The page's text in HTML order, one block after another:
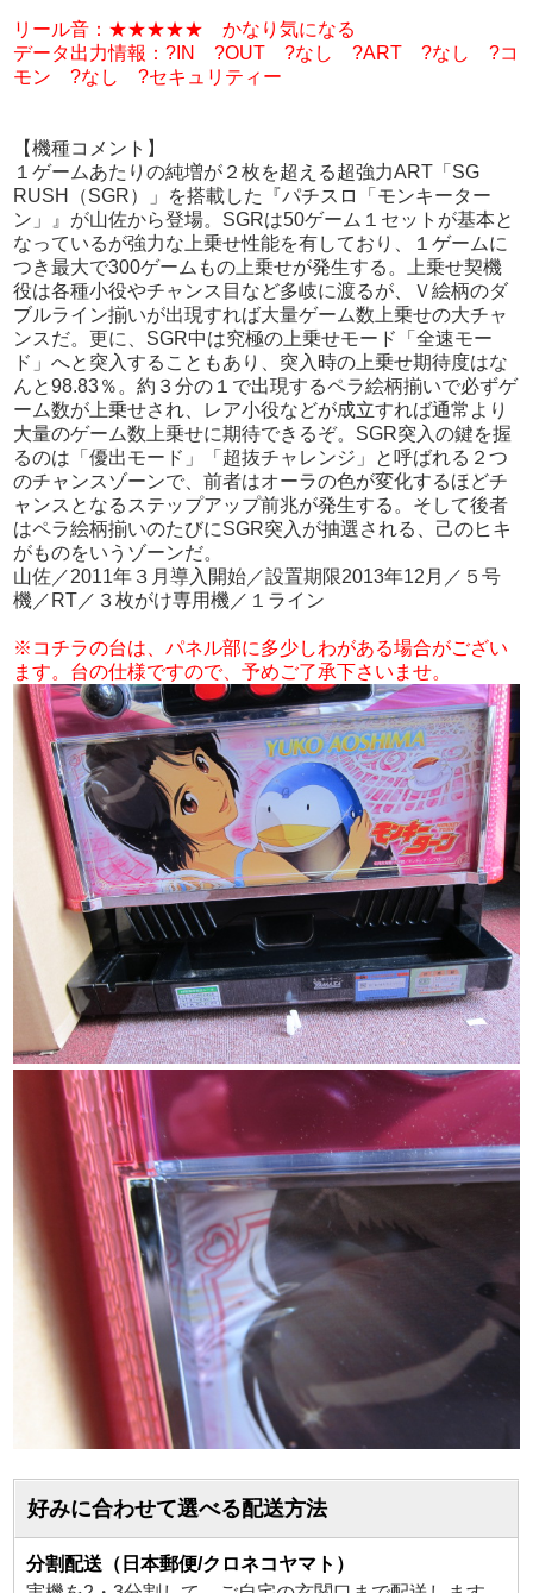
リール音：★★★★★ かなり気になる
データ出力情報：?IN ?OUT ?なし ?ART ?なし ?コ
モン ?なし ?セキュリティー
【機種コメント】
１ゲームあたりの純増が２枚を超える超強力ART「SG
RUSH（SGR）」を搭載した『パチスロ「モンキーター
ン」』が山佐から登場。SGRは50ゲーム１セットが基本と
なっているが強力な上乗せ性能を有しており、１ゲームに
つき最大で300ゲームもの上乗せが発生する。上乗せ契機
役は各種小役やチャンス目など多岐に渡るが、Ｖ絵柄のダ
ブルライン揃いが出現すれば大量ゲーム数上乗せの大チャ
ンスだ。更に、SGR中は究極の上乗せモード「全速モー
ド」へと突入することもあり、突入時の上乗せ期待度はな
んと98.83％。約３分の１で出現するペラ絵柄揃いで必ずゲ
ーム数が上乗せされ、レア小役などが成立すれば通常より
大量のゲーム数上乗せに期待できるぞ。SGR突入の鍵を握
るのは「優出モード」「超抜チャレンジ」と呼ばれる２つ
のチャンスゾーンで、前者はオーラの色が変化するほどチ
ャンスとなるステップアップ前兆が発生する。そして後者
はペラ絵柄揃いのたびにSGR突入が抽選される、己のヒキ
がものをいうゾーンだ。
山佐／2011年３月導入開始／設置期限2013年12月／５号
機／RT／３枚がけ専用機／１ライン
※コチラの台は、パネル部に多少しわがある場合がござい
ます。台の仕様ですので、予めご了承下さいませ。
好みに合わせて選べる配送方法
分割配送（日本郵便/クロネコヤマト）